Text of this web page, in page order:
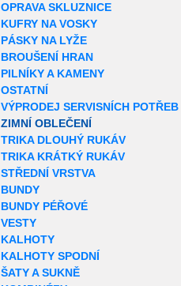
OPRAVA SKLUZNICE
KUFRY NA VOSKY
PÁSKY NA LYŽE
BROUŠENÍ HRAN
PILNÍKY A KAMENY
OSTATNÍ
VÝPRODEJ SERVISNÍCH POTŘEB
ZIMNÍ OBLEČENÍ
TRIKA DLOUHÝ RUKÁV
TRIKA KRÁTKÝ RUKÁV
STŘEDNÍ VRSTVA
BUNDY
BUNDY PÉŘOVÉ
VESTY
KALHOTY
KALHOTY SPODNÍ
ŠATY A SUKNĚ